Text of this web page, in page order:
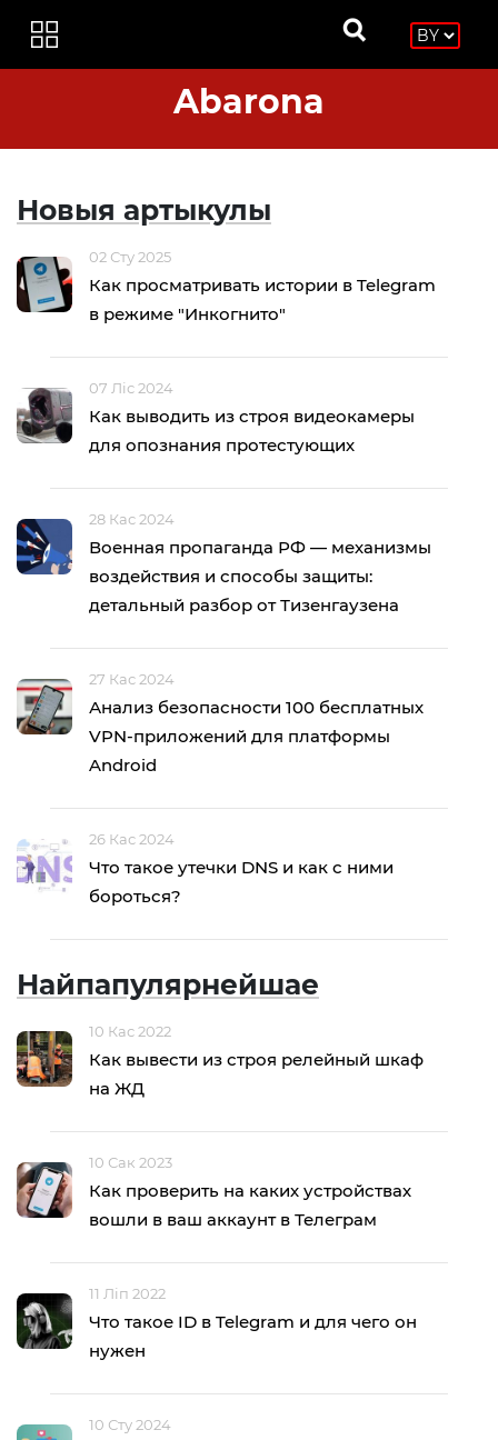
Abarona
Новыя артыкулы
02 Сту 2025
Как просматривать истории в Telegram
в режиме "Инкогнито"
07 Ліс 2024
Как выводить из строя видеокамеры
для опознания протестующих
28 Кас 2024
Военная пропаганда РФ — механизмы
воздействия и способы защиты:
детальный разбор от Тизенгаузена
27 Кас 2024
Анализ безопасности 100 бесплатных
VPN-приложений для платформы
Android
26 Кас 2024
Что такое утечки DNS и как с ними
бороться?
Найпапулярнейшае
10 Кас 2022
Как вывести из строя релейный шкаф
на ЖД
10 Сак 2023
Как проверить на каких устройствах
вошли в ваш аккаунт в Телеграм
11 Ліп 2022
Что такое ID в Telegram и для чего он
нужен
10 Сту 2024